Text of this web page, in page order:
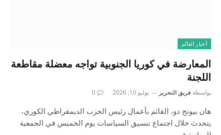
أخبار العالم
المعارضة في كوريا الجنوبية تواجه معضلة مقاطعة
اللجنة
بواسطة فريق التحرير يوليو 10, 2026 0
هان بيونج دو، القائم بأعمال رئيس الحزب الديمقراطي الكوري،
يتحدث خلال اجتماع تنسيق السياسات يوم الخميس في الجمعية